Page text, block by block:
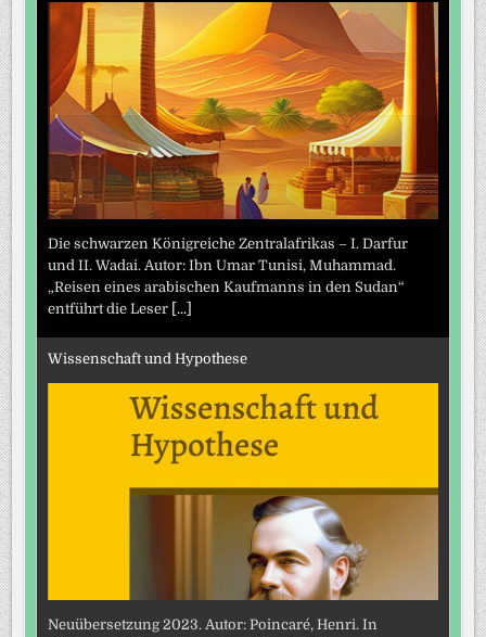
Die schwarzen Königreiche Zentralafrikas – I. Darfur
und II. Wadai. Autor: Ibn Umar Tunisi, Muhammad.
„Reisen eines arabischen Kaufmanns in den Sudan“
entführt die Leser [...]
Wissenschaft und Hypothese
Neuübersetzung 2023. Autor: Poincaré, Henri. In